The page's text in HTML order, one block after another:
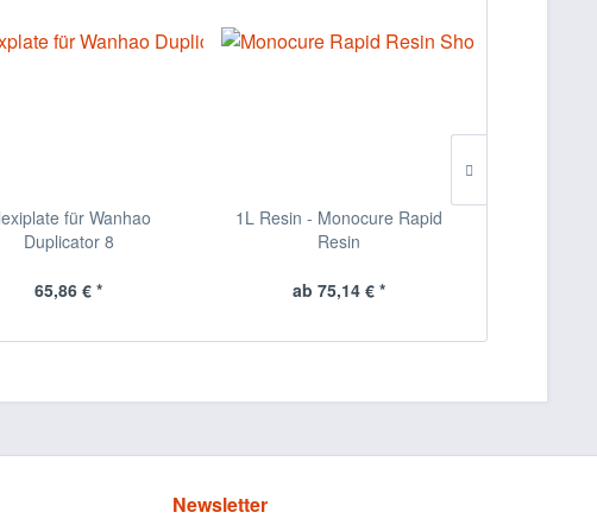
für Wanhao
Duplicator 8
65,86 € *
1L Resin - Monocure Rapid
Resin
ab 75,14 € *
Newsletter